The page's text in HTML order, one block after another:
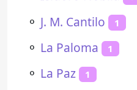
⚬ J. M. Cantilo 1
⚬ La Paloma 1
⚬ La Paz 1